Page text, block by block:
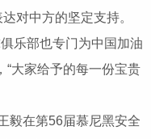
对中方的坚定支持。
乐部也专门为中国加油
“大家给予的每一份宝贵
毅在第56届慕尼黑安全